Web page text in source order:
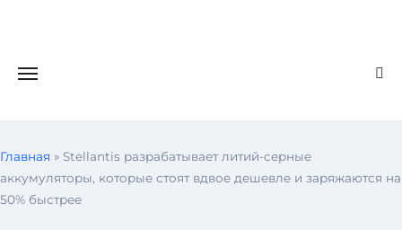
Главная » Stellantis разрабатывает литий-серные
аккумуляторы, которые стоят вдвое дешевле и заряжаются на
50% быстрее